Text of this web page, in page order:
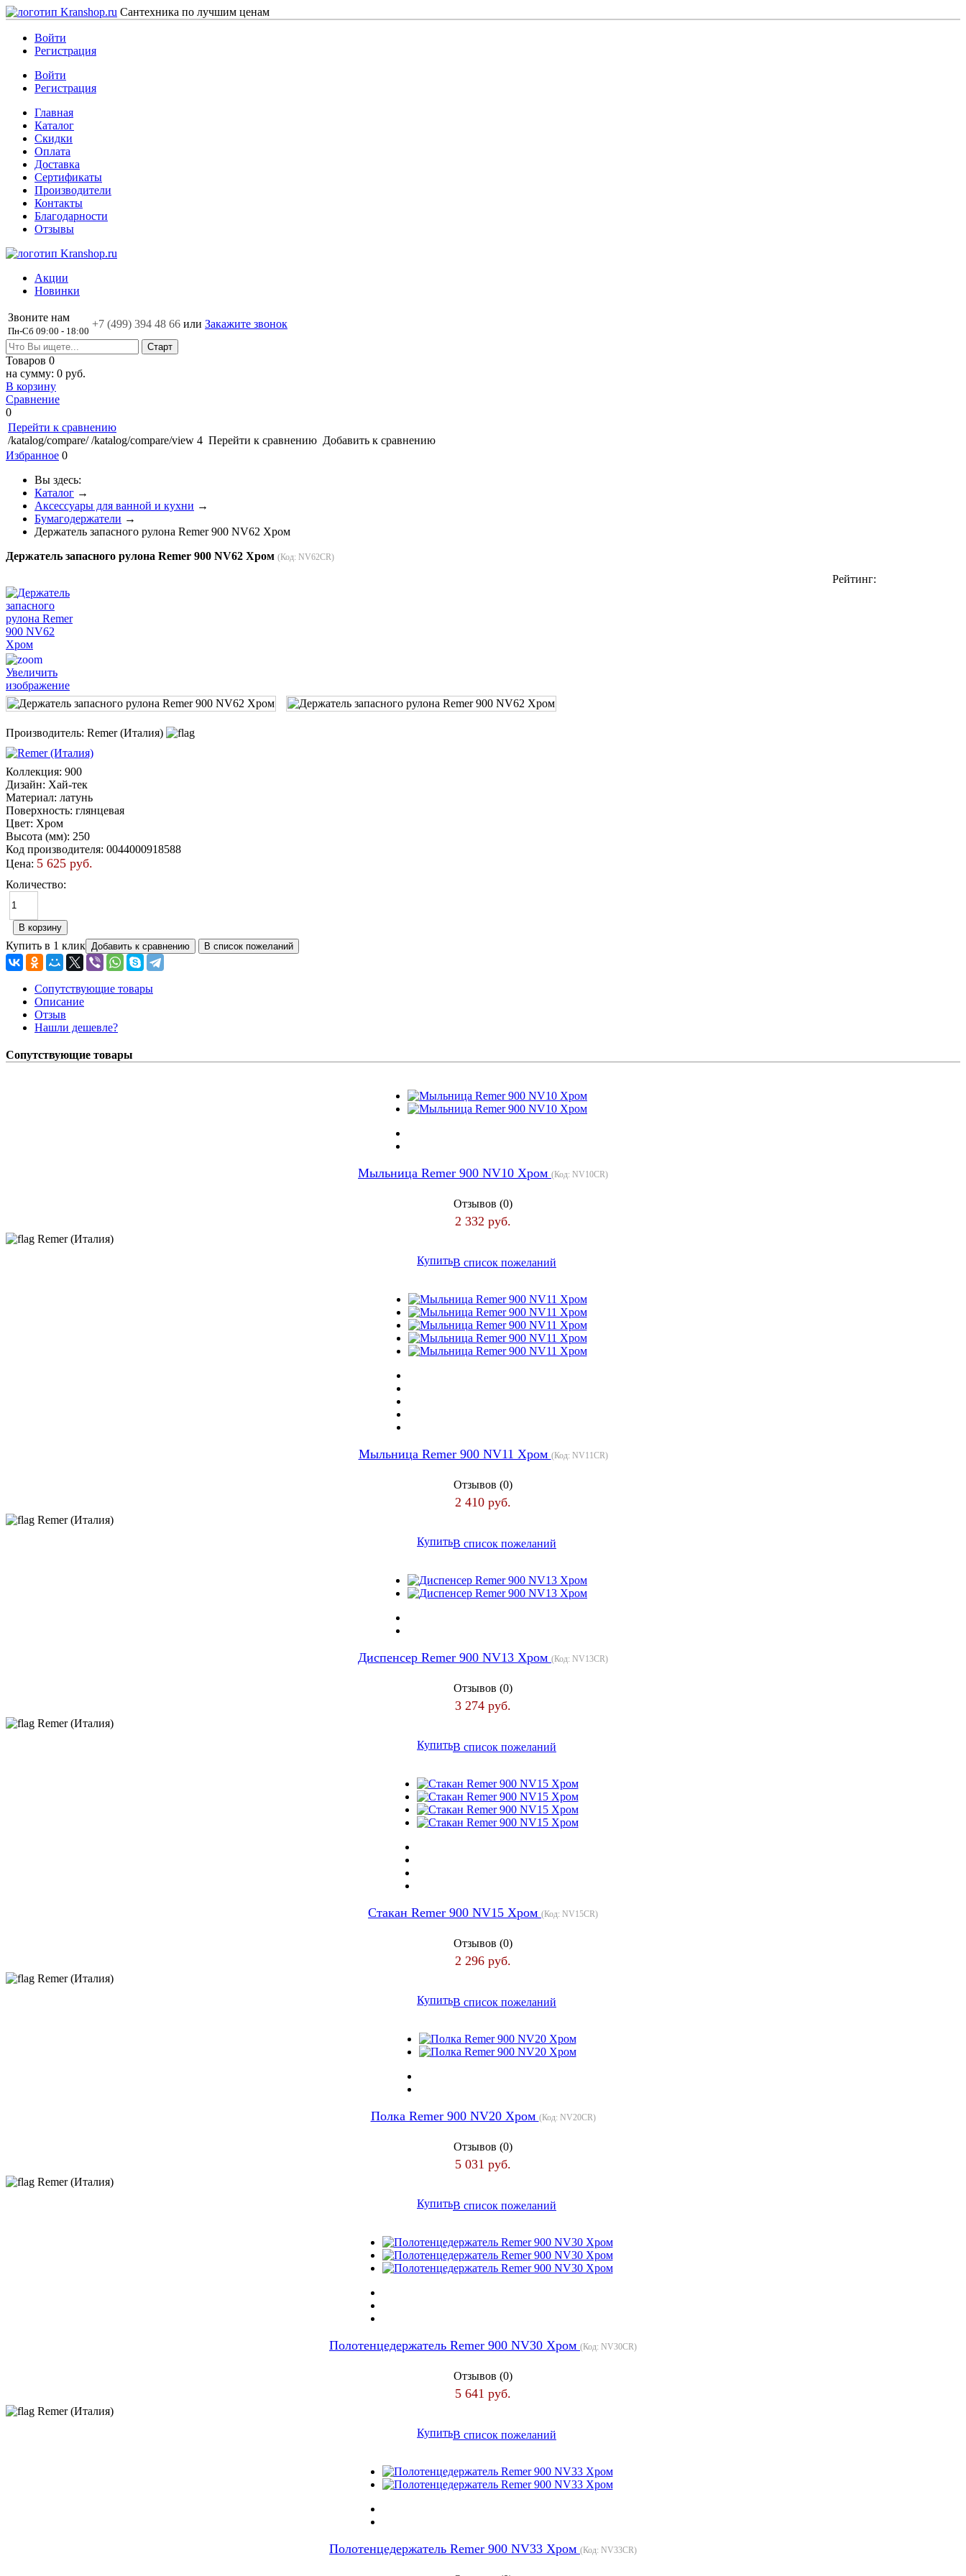
Сантехника по лучшим ценам
Войти
Регистрация
Войти
Регистрация
Главная
Каталог
Скидки
Оплата
Доставка
Сертификаты
Производители
Контакты
Благодарности
Отзывы
Акции
Новинки
Звоните нам
Пн-Сб 09:00 - 18:00
+7 (499) 394 48 66 или Закажите звонок
Товаров 0
на сумму: 0 руб.
В корзину
Сравнение
0
Перейти к сравнению
/katalog/compare/ /katalog/compare/view 4 Перейти к сравнению Добавить к сравнению
Избранное 0
Вы здесь:
Каталог →
Аксессуары для ванной и кухни →
Бумагодержатели →
Держатель запасного рулона Remer 900 NV62 Хром
Держатель запасного рулона Remer 900 NV62 Хром (Код: NV62CR)
Рейтинг:
Увеличить
изображение
Производитель: Remer (Италия)
Коллекция: 900
Дизайн: Хай-тек
Материал: латунь
Поверхность: глянцевая
Цвет: Хром
Высота (мм): 250
Код производителя: 0044000918588
Цена: 5 625 руб.
Количество:
Купить в 1 клик
Сопутствующие товары
Описание
Отзыв
Нашли дешевле?
Сопутствующие товары
Мыльница Remer 900 NV10 Хром (Код: NV10CR)
Отзывов (0)
2 332 руб.
Remer (Италия)
КупитьВ список пожеланий
Мыльница Remer 900 NV11 Хром (Код: NV11CR)
Отзывов (0)
2 410 руб.
Remer (Италия)
КупитьВ список пожеланий
Диспенсер Remer 900 NV13 Хром (Код: NV13CR)
Отзывов (0)
3 274 руб.
Remer (Италия)
КупитьВ список пожеланий
Стакан Remer 900 NV15 Хром (Код: NV15CR)
Отзывов (0)
2 296 руб.
Remer (Италия)
КупитьВ список пожеланий
Полка Remer 900 NV20 Хром (Код: NV20CR)
Отзывов (0)
5 031 руб.
Remer (Италия)
КупитьВ список пожеланий
Полотенцедержатель Remer 900 NV30 Хром (Код: NV30CR)
Отзывов (0)
5 641 руб.
Remer (Италия)
КупитьВ список пожеланий
Полотенцедержатель Remer 900 NV33 Хром (Код: NV33CR)